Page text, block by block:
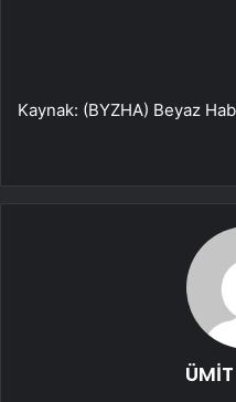
Kaynak: (BYZHA) Beyaz